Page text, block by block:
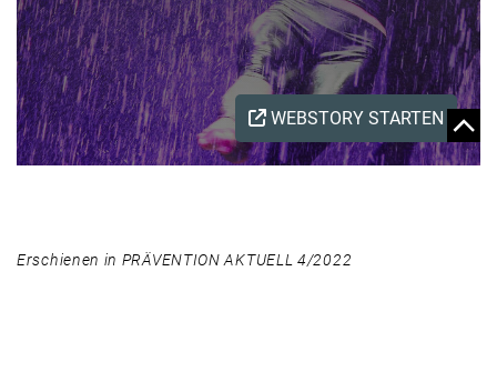
Erschienen in PRÄVENTION AKTUELL 4/2022